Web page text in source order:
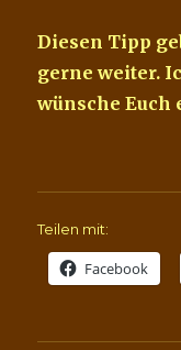
Diesen Tipp
gerne weiter.
wünsche Euch
Teilen mit:
Facebook